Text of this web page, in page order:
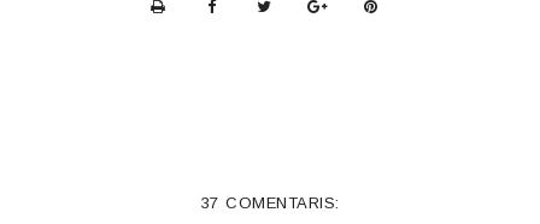
37 COMENTARIS: